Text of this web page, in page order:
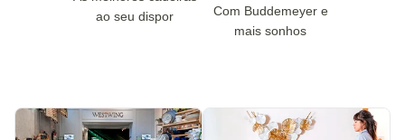
ao seu dispor
Com Buddemeyer e
mais sonhos